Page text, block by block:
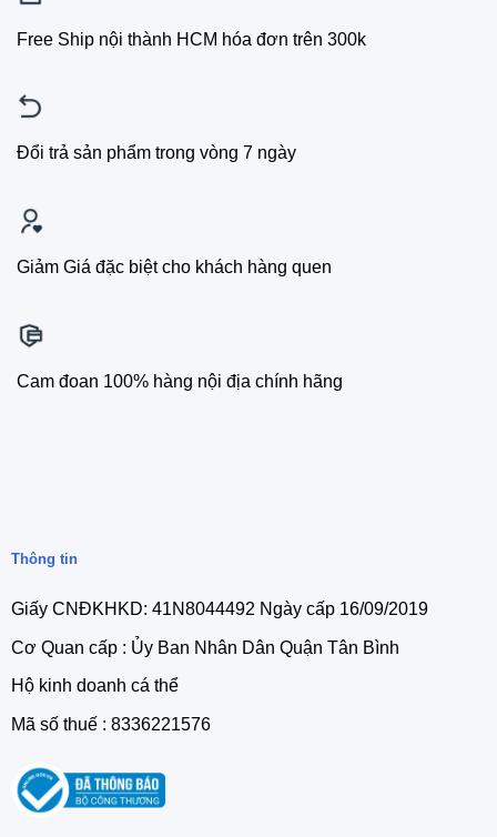
Free Ship nội thành HCM hóa đơn trên 300k
Đổi trả sản phẩm trong vòng 7 ngày
Giảm Giá đặc biệt cho khách hàng quen
Cam đoan 100% hàng nội địa chính hãng
Thông tin
Giấy CNĐKHKD: 41N8044492 Ngày cấp 16/09/2019
Cơ Quan cấp : Ủy Ban Nhân Dân Quận Tân Bình
Hộ kinh doanh cá thể
Mã số thuế : 8336221576